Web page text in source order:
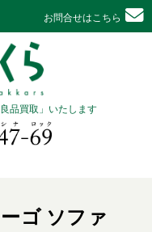
お問合せはこちら
品買取」いたします
ゴ ソファ